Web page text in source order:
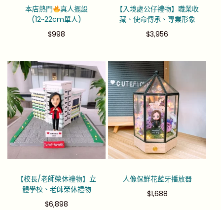
本店熱門
真人擺設
(12~22cm單人)
$998
【入境處公仔禮物】職業收
藏、使命傳承、專業形象
$3,956
【校長/老師榮休禮物】立
體學校、老師榮休禮物
$6,898
人像保鮮花藍牙播放器
$1,688